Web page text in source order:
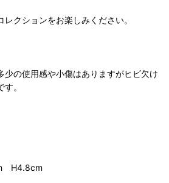
クションをお楽しみください。
少の使用感や小傷はありますがヒビ欠け
。
H4.8cm